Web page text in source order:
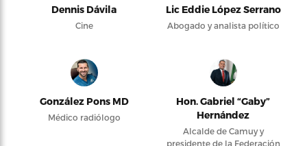
Dennis Dávila
Cine
Lic Eddie López Serrano
Abogado y analista político
González Pons MD
Médico radiólogo
Hon. Gabriel “Gaby”
Hernández
Alcalde de Camuy y
presidente de la Federación